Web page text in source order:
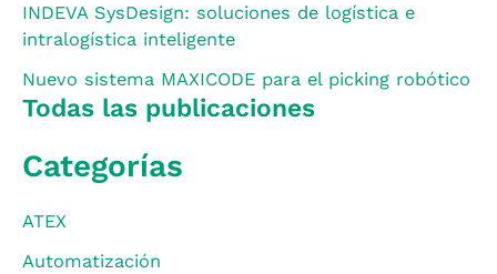
INDEVA SysDesign: soluciones de logística e
intralogística inteligente
Nuevo sistema MAXICODE para el picking robótico
Todas las publicaciones
Categorías
ATEX
Automatización